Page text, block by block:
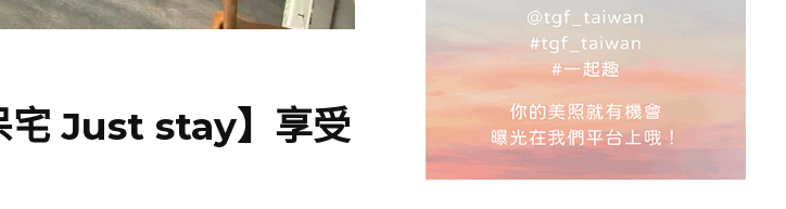
宅 Just stay】享受